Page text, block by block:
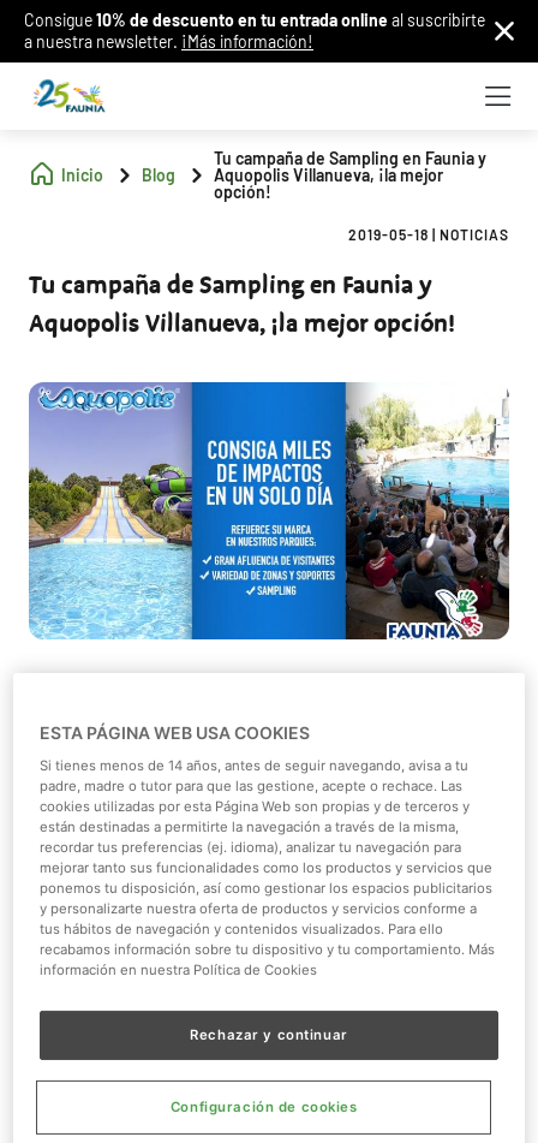
Consigue10% de descuento en tu entrada onlineal suscribirte
a nuestra newsletter. ¡Más información!
Inicio Blog
Tu campaña de Sampling en Faunia y
Aquopolis Villanueva, ¡la mejor
opción!
2019-05-18 NOTICIAS
Tu campaña de Sampling en Faunia y
Aquopolis Villanueva, ¡la mejor opción!
más conocidas como
darles a probar e incentivarlos a comprar.
Aquopolis Villanueva de la CañadayFauniaponen sus
espacios y su gran afluencia de visitantes a disposición
de su empresa para realizar campañas de sampling,para
que su marca o producto se vean reforzados y tengan
presencia en los parques. Con sus campañas de
sampling, podrá ofrecer una experiencia a nuestros
sus productos de primera mano y que se conviertan en
futuros compradores y prescriptores del mismo.
Tanto el Parque acuático de Madrid (Aquopolis Villanueva
de la Cañada), como el Parque temático de la Naturaleza
ESTA PÁGINA WEB USA COOKIES
Si tienes menos de 14 años, antes de seguir navegando, avisa a tu
padre, madre o tutor para que las gestione, acepte o rechace. Las
cookies utilizadas por esta Página Web son propias y de terceros y
están destinadas a permitirte la navegación a través de la misma,
recordar tus preferencias (ej. idioma), analizar tu navegación para
mejorar tanto sus funcionalidades como los productos y servicios que
ponemos tu disposición, así como gestionar los espacios publicitarios
y personalizarte nuestra oferta de productos y servicios conforme a
tus hábitos de navegación y contenidos visualizados. Para ello
recabamos información sobre tu dispositivo y tu comportamiento. Más
información en nuestra Política de Cookies
Rechazar y continuar
Configuración de cookies